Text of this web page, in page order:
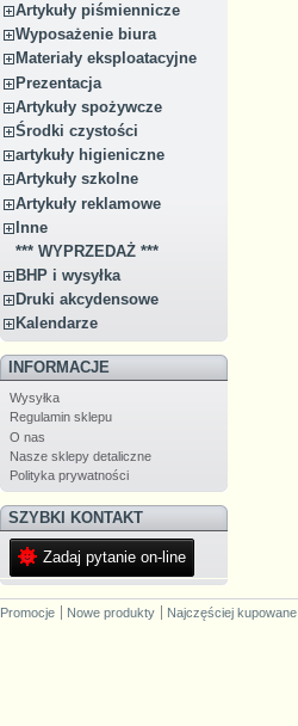
Artykuły piśmiennicze
Wyposażenie biura
Materiały eksploatacyjne
Prezentacja
Artykuły spożywcze
Środki czystości
artykuły higieniczne
Artykuły szkolne
Artykuły reklamowe
Inne
*** WYPRZEDAŻ ***
BHP i wysyłka
Druki akcydensowe
Kalendarze
INFORMACJE
Wysyłka
Regulamin sklepu
O nas
Nasze sklepy detaliczne
Polityka prywatności
SZYBKI KONTAKT
Zadaj pytanie on-line
Promocje Nowe produkty Najczęściej kupowane